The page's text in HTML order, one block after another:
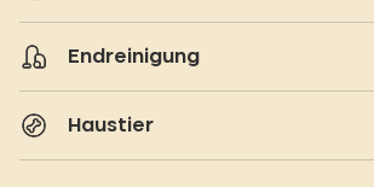
Endreinigung
Haustier